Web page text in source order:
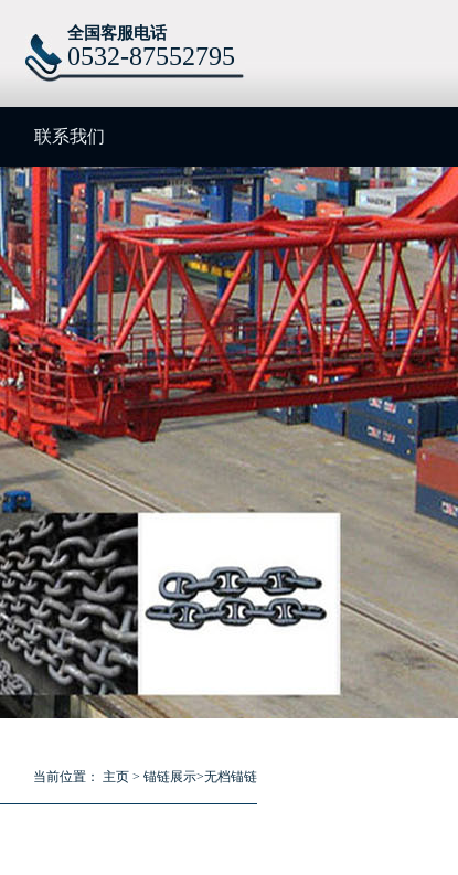
全国客服电话
0532-87552795
联系我们
当前位置： 主页 > 锚链展示>无档锚链